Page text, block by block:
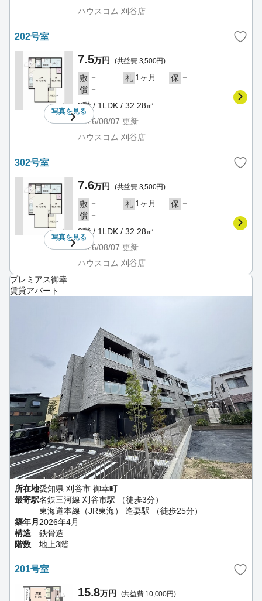
ハウスコム 刈谷店
202号室
写真を見る
7.5万円 (共益費 3,500円)
敷 － 礼 1ヶ月 保 －
償 －
2階 / 1LDK / 32.28㎡
2026/08/07 更新
ハウスコム 刈谷店
302号室
写真を見る
7.6万円 (共益費 3,500円)
敷 － 礼 1ヶ月 保 －
償 －
3階 / 1LDK / 32.28㎡
2026/08/07 更新
ハウスコム 刈谷店
プレミアス御幸
賃貸アパート
所在地愛知県 刈谷市 御幸町
最寄駅名鉄三河線 刈谷市駅 （徒歩3分）
東海道本線（JR東海） 逢妻駅 （徒歩25分）
築年月 2026年4月
構造
鉄骨造
階数
地上3階
201号室
15.8万円 (共益費 10,000円)